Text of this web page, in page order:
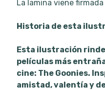
La lamina viene
Historia de esta
Esta ilustración rinde
películas más
cine: The Goonies.
amistad, valentía y